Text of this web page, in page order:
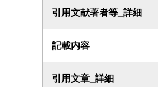
引用文献著者等_詳細
記載内容
引用文章_詳細